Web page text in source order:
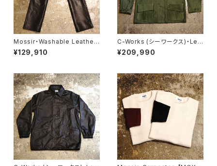
Mossir・Washable Leather
Pants ‘‘LALK’’【MOPT022】
¥129,910
C-Works (シーワークス)・Lel
va【CWJK024】
¥209,990